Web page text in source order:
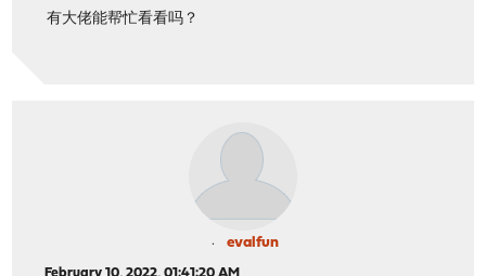
有大佬能帮忙看看吗？
evalfun